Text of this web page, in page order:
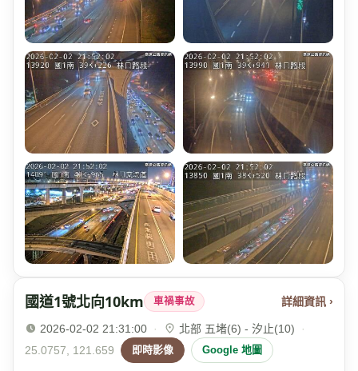
國道1號北向10km 車禍事故 詳細資訊 ›
2026-02-02 21:31:00 · 北部 五堵(6) - 汐止(10)
·
25.0757, 121.659
即時影像 Google 地圖